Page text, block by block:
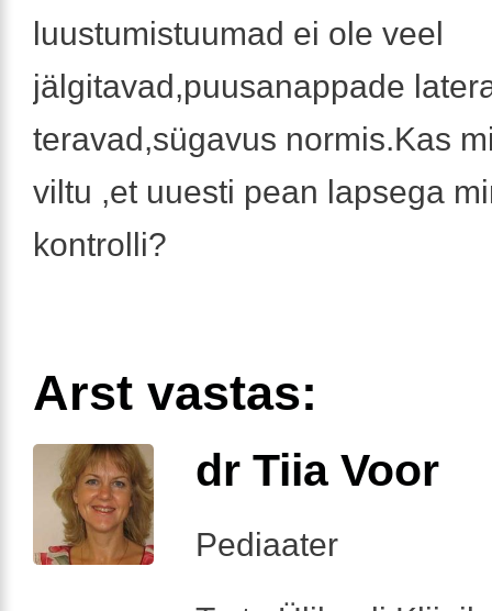
luustumistuumad ei ole veel
jälgitavad,puusanappade
teravad,sügavus normis.Kas
viltu ,et uuesti pean lapsega
kontrolli?
Arst vastas:
dr Tiia Voor
Pediaater